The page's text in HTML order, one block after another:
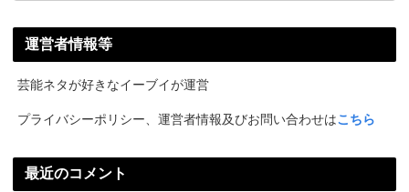
運営者情報等
芸能ネタが好きなイーブイが運営
プライバシーポリシー、運営者情報及びお問い合わせはこちら
最近のコメント